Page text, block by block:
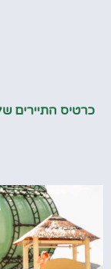
כרטיס התיירים